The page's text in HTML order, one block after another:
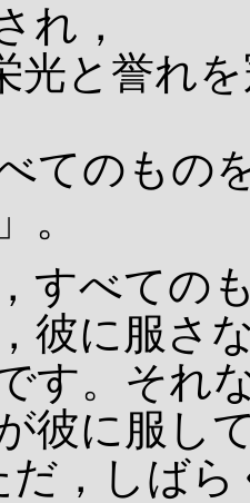
れ，
と誉れを
てのもの
。
すべての
彼に服さ
す。それ
彼に服し
だ，しば